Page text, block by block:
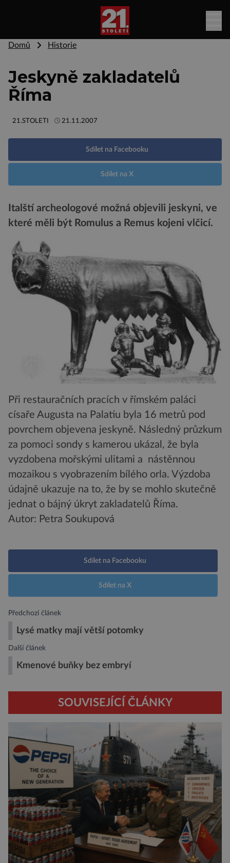
Domů Historie
Jeskyně zakladatelů
Říma
21.STOLETI 21.11.2007
Sdílet na Facebooku
Sdílet na X
Italští archeologové možná objevili jeskyni, ve
které měli být Romulus a Remus kojeni vlčicí.
Při restauračních pracích v římském paláci
císaře Augusta na Palatiu byla 16 metrů pod
povrchem objevena jeskyně. Následný průzkum
za pomoci sondy s kamerou ukázal, že byla
vyzdobena mořskými ulitami a nástěnnou
mozaikou s vyobrazením bílého orla. Výzdoba
údajně ukazuje na to, že by se mohlo skutečně
jednat o bájný úkryt zakladatelů Říma.
Autor: Petra Soukupová
Sdílet na Facebooku
Sdílet na X
Předchozí článek
Lysé matky mají větší potomky
Další článek
Kmenové buňky bez embryí
SOUVISEJÍCÍ ČLÁNKY